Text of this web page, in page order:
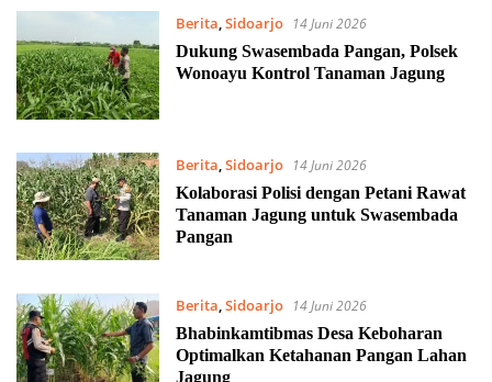
Berita,Sidoarjo
14 Juni 2026
Dukung Swasembada Pangan, Polsek
Wonoayu Kontrol Tanaman Jagung
Berita Sidoarjo
14 Juni 2026
Kolaborasi Polisi dengan Petani Rawat
Tanaman Jagung untuk Swasembada
Pangan
Berita,Sidoarjo
14 Juni 2026
Bhabinkamtibmas Desa Keboharan
Optimalkan Ketahanan Pangan Lahan
Jagung